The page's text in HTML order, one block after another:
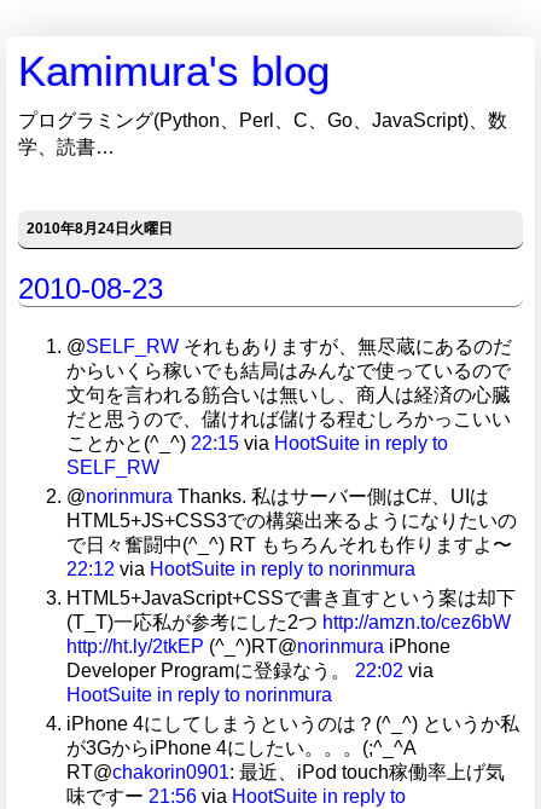
Kamimura's blog
プログラミング(Python、Perl、C、Go、JavaScript)、数
学、読書…
2010年8月24日火曜日
2010-08-23
@SELF_RW それもありますが、無尽蔵にあるのだ
からいくら稼いでも結局はみんなで使っているので
文句を言われる筋合いは無いし、商人は経済の心臓
だと思うので、儲ければ儲ける程むしろかっこいい
ことかと(^_^) 22:15 via HootSuite in reply to
SELF_RW
@norinmura Thanks. 私はサーバー側はC#、UIは
HTML5+JS+CSS3での構築出来るようになりたいの
で日々奮闘中(^_^) RT もちろんそれも作りますよ〜
22:12 via HootSuite in reply to norinmura
HTML5+JavaScript+CSSで書き直すという案は却下
(T_T)一応私が参考にした2つ http://amzn.to/cez6bW
http://ht.ly/2tkEP (^_^)RT@norinmura iPhone
Developer Programに登録なう。
22:02 via
HootSuite in reply to norinmura
iPhone 4にしてしまうというのは？(^_^) というか私
が3GからiPhone 4にしたい。。。(;^_^A
RT@chakorin0901: 最近、iPod touch稼働率上げ気
味ですー 21:56 via HootSuite in reply to